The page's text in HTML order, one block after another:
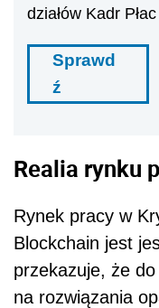
działów Kadr
Sprawd
ź
Realia rynku
Rynek pracy w
Blockchain jest
przekazuje, że
na rozwiązania